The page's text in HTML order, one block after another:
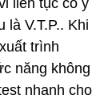
V.T.P.. Khi
trình
năng không
nhanh cho